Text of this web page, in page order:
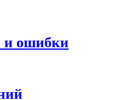
и ошибки